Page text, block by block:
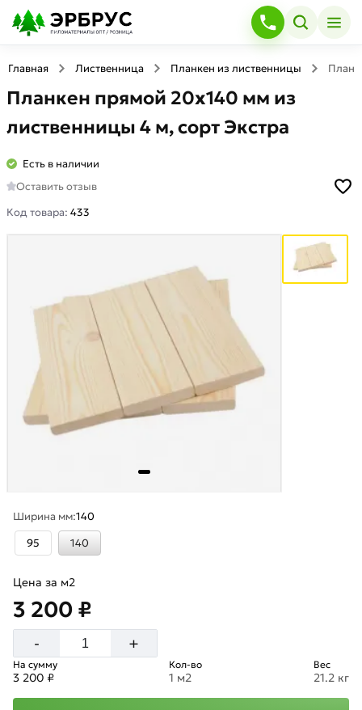
Главная Лиственница Планкен из лиственницы
Планкен прямой 20х140 мм из
лиственницы 4 м, сорт Экстра
Есть в наличии
Оставить отзыв
Код товара: 433
Ширина мм:140
95
140
Цена за м2
3 200 ₽
- +
На сумму
3 200 ₽
Кол-во
1 м2
Вес
21.2 кг